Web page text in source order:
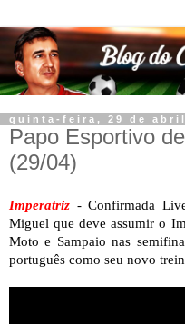
quinta-feira, 29 de abril
Papo Esportivo
(29/04)
Imperatriz - Confirmada
Miguel que deve assumir o
Moto e Sampaio nas
português como seu novo